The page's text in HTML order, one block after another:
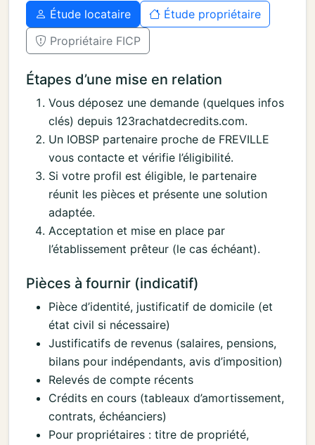
Étude locataire
Étude propriétaire
Propriétaire FICP
Étapes d’une mise en relation
Vous déposez une demande (quelques infos
clés) depuis 123rachatdecredits.com.
Un IOBSP partenaire proche de FREVILLE
vous contacte et vérifie l’éligibilité.
Si votre profil est éligible, le partenaire
réunit les pièces et présente une solution
adaptée.
Acceptation et mise en place par
l’établissement prêteur (le cas échéant).
Pièces à fournir (indicatif)
Pièce d’identité, justificatif de domicile (et
état civil si nécessaire)
Justificatifs de revenus (salaires, pensions,
bilans pour indépendants, avis d’imposition)
Relevés de compte récents
Crédits en cours (tableaux d’amortissement,
contrats, échéanciers)
Pour propriétaires : titre de propriété,